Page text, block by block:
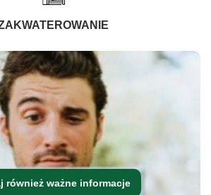
również ważne informacje